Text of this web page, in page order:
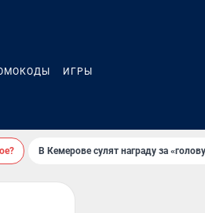
ИГРЫ
В Кемерове сулят награду за